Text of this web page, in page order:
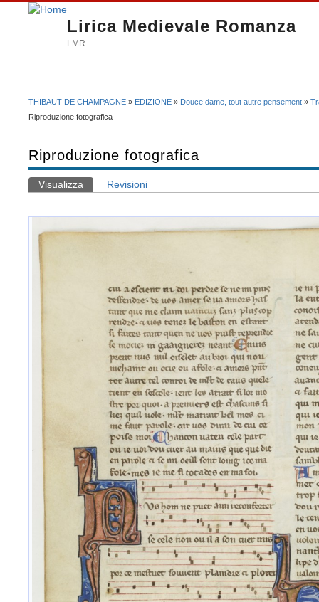
Lirica Medievale Romanza
LMR
Tu sei qui
THIBAUT DE CHAMPAGNE » EDIZIONE » Douce dame, tout autre pensement »
Riproduzione fotografica
Riproduzione fotografica
Schede primarie
Visualizza (scheda attiva)
Revisioni